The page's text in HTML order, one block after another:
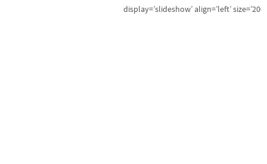
display=’slideshow’ align=’left’